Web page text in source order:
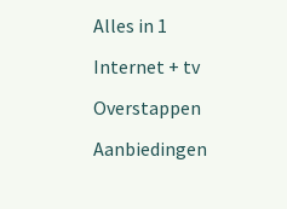
Alles in 1
Internet + tv
Overstappen
Aanbiedingen